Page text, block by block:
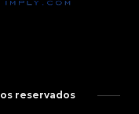
reservados